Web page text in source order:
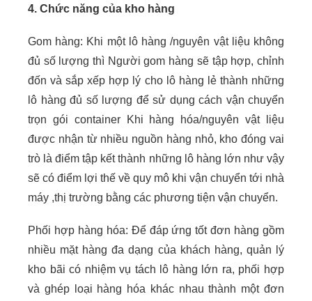
4. Chức năng của kho hàng
Gom hàng: Khi một lô hàng /nguyên vật liệu không
đủ số lượng thì Người gom hàng sẽ tập hợp, chỉnh
đốn và sắp xếp hợp lý cho lô hàng lẻ thành những
lô hàng đủ số lượng để sử dụng cách vận chuyển
trọn gói container Khi hàng hóa/nguyên vật liệu
được nhận từ nhiều nguồn hàng nhỏ, kho đóng vai
trò là điểm tập kết thành những lô hàng lớn như vậy
sẽ có điểm lợi thế về quy mô khi vận chuyển tới nhà
máy ,thị trường bằng các phương tiện vận chuyển.
Phối hợp hàng hóa: Để đáp ứng tốt đơn hàng gồm
nhiều mặt hàng đa dạng của khách hàng, quản lý
kho bãi có nhiệm vụ tách lô hàng lớn ra, phối hợp
và ghép loại hàng hóa khác nhau thành một đơn